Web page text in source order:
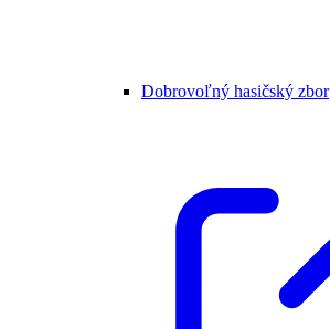
Dobrovoľný hasičský zbor